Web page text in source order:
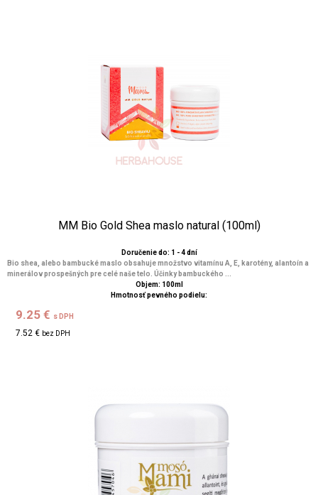
MM Bio Gold Shea maslo natural (100ml)
Doručenie do: 1 - 4 dní
Bio shea, alebo bambucké maslo obsahuje množstvo vitamínu A, E, karotény, alantoín a
minerálov prospešných pre celé naše telo. Účinky bambuckého ...
Objem: 100ml
Hmotnosť pevného podielu:
9.25 € s DPH
7.52 € bez DPH